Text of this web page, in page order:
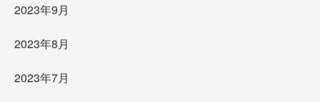
2023年9月
2023年8月
2023年7月